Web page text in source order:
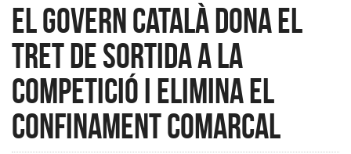
El govern català dona el
tret de sortida a la
competició i elimina el
confinament comarcal